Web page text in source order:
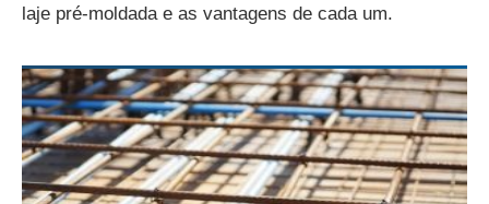
laje pré-moldada e as vantagens de cada um.